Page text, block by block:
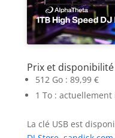
Prix et disponibilité
512 Go : 89,99 €
1 To :
La clé USB est